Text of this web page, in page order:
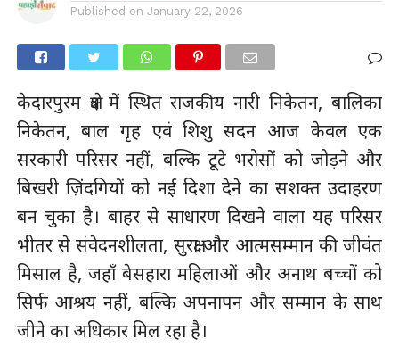
Published on January 22, 2026
केदारपुरम क्षेत्र में स्थित राजकीय नारी निकेतन, बालिका
निकेतन, बाल गृह एवं शिशु सदन आज केवल एक
सरकारी परिसर नहीं, बल्कि टूटे भरोसों को जोड़ने और
बिखरी ज़िंदगियों को नई दिशा देने का सशक्त उदाहरण
बन चुका है। बाहर से साधारण दिखने वाला यह परिसर
भीतर से संवेदनशीलता, सुरक्षा और आत्मसम्मान की जीवंत
मिसाल है, जहाँ बेसहारा महिलाओं और अनाथ बच्चों को
सिर्फ आश्रय नहीं, बल्कि अपनापन और सम्मान के साथ
जीने का अधिकार मिल रहा है।